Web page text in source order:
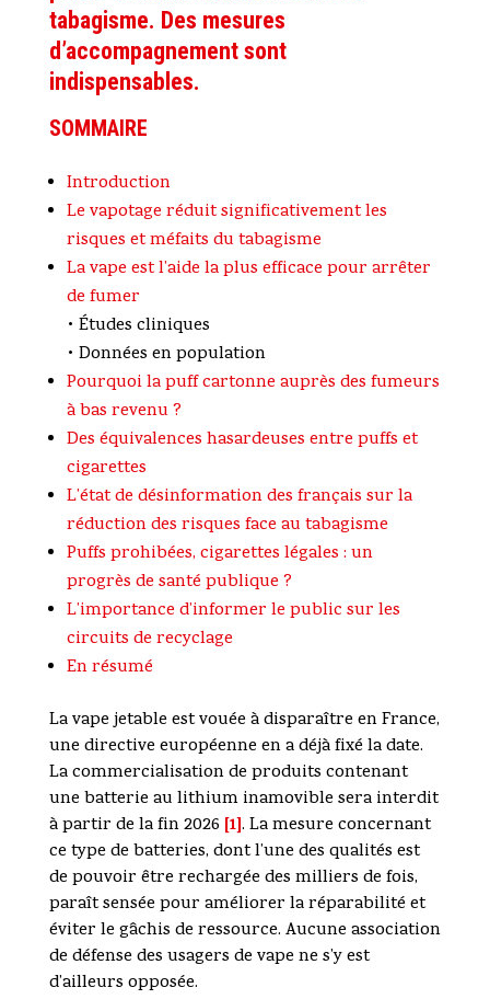
tabagisme. Des mesures
d’accompagnement sont
indispensables.
SOMMAIRE
Introduction
Le vapotage réduit significativement les
risques et méfaits du tabagisme
La vape est l’aide la plus efficace pour arrêter
de fumer
• Études cliniques
• Données en population
Pourquoi la puff cartonne auprès des fumeurs
à bas revenu ?
Des équivalences hasardeuses entre puffs et
cigarettes
L’état de désinformation des français sur la
réduction des risques face au tabagisme
Puffs prohibées, cigarettes légales : un
progrès de santé publique ?
L’importance d’informer le public sur les
circuits de recyclage
En résumé
La vape jetable est vouée à disparaître en France,
une directive européenne en a déjà fixé la date.
La commercialisation de produits contenant
une batterie au lithium inamovible sera interdit
à partir de la fin 2026 [1]. La mesure concernant
ce type de batteries, dont l’une des qualités est
de pouvoir être rechargée des milliers de fois,
paraît sensée pour améliorer la réparabilité et
éviter le gâchis de ressource. Aucune association
de défense des usagers de vape ne s’y est
d’ailleurs opposée.